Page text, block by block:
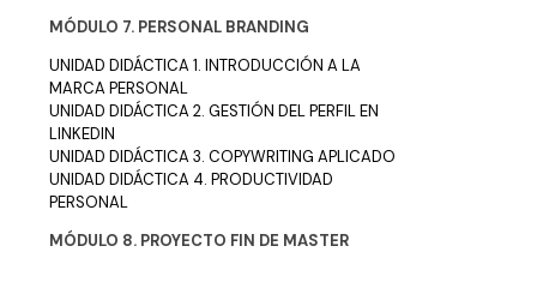
MÓDULO 7. PERSONAL BRANDING
UNIDAD DIDÁCTICA 1. INTRODUCCIÓN A LA
MARCA PERSONAL
UNIDAD DIDÁCTICA 2. GESTIÓN DEL PERFIL EN
LINKEDIN
UNIDAD DIDÁCTICA 3. COPYWRITING APLICADO
UNIDAD DIDÁCTICA 4. PRODUCTIVIDAD
PERSONAL
MÓDULO 8. PROYECTO FIN DE MASTER